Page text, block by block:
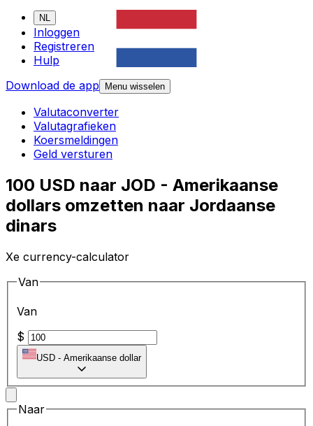
NL
Inloggen
Registreren
Hulp
Download de app
Menu wisselen
Valutaconverter
Valutagrafieken
Koersmeldingen
Geld versturen
100 USD naar JOD - Amerikaanse
dollars omzetten naar Jordaanse
dinars
Xe currency-calculator
Van
Van
$
USD - Amerikaanse dollar
Naar